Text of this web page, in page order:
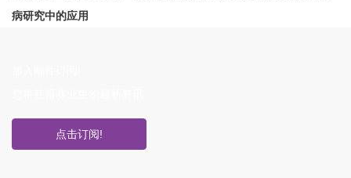
病研究中的应用
点击订阅!